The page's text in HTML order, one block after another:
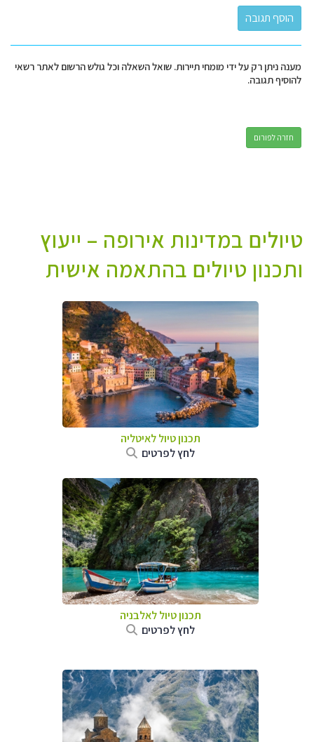
מענה ניתן רק על ידי מומחי תיירות. שואל השאלה וכל גולש הרשום לאתר רשאי
להוסיף תגובה.
חזרה לפורום
טיולים במדינות אירופה – ייעוץ
ותכנון טיולים בהתאמה אישית
תכנון טיול לאיטליה
לחץ לפרטים
תכנון טיול לאלבניה
לחץ לפרטים